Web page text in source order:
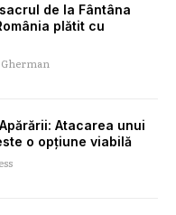
de la Fântâna
plătit cu
Atacarea unui
o opțiune viabilă